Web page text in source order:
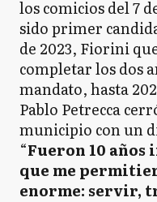
los comicios del 7
sido primer
de 2023, Fiorini
completar los dos
mandato, hasta
Pablo Petrecca
municipio con un
“Fueron 10 años
que me
enorme: servir,